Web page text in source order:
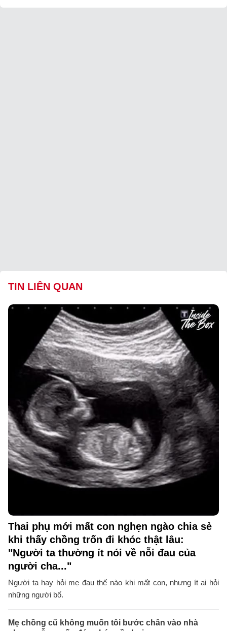
TIN LIÊN QUAN
Thai phụ mới mất con nghẹn ngào chia sẻ
khi thấy chồng trốn đi khóc thật lâu:
"Người ta thường ít nói về nỗi đau của
người cha..."
Người ta hay hỏi mẹ đau thế nào khi mất con, nhưng ít ai hỏi
những người bố.
Mẹ chồng cũ không muốn tôi bước chân vào nhà